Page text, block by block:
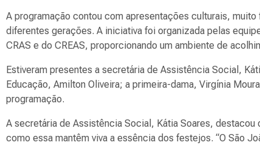
A programação contou com apresentações culturais,
diferentes gerações. A iniciativa foi organizada pelas
CRAS e do CREAS, proporcionando um ambiente de
Estiveram presentes a secretária de Assistência Social,
Educação, Amilton Oliveira; a primeira-dama, Virgínia
programação.
A secretária de Assistência Social, Kátia Soares,
como essa mantêm viva a essência dos festejos. “O São